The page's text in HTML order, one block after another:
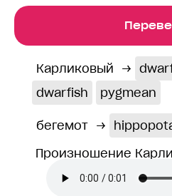
Карликовый →
dwarfish
pygmean
бегемот →
Произношение